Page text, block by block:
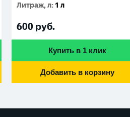
Литраж, л: 1 л
600 руб.
Купить в 1 клик
Добавить в корзину